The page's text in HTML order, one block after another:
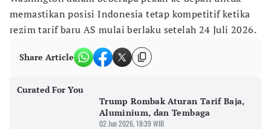
memastikan posisi Indonesia tetap kompetitif ketika
rezim tarif baru AS mulai berlaku setelah 24 Juli 2026.
Share Article
Curated For You
Trump Rombak Aturan Tarif Baja,
Aluminium, dan Tembaga
02 Jun 2026, 18:39 WIB